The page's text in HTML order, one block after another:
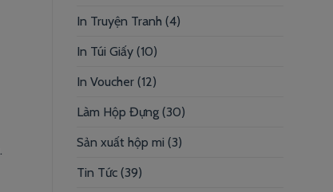
.
In Truyện Tranh (4)
In Túi Giấy (10)
In Voucher (12)
Làm Hộp Đựng (30)
Sản xuất hộp mi (3)
Tin Tức (39)